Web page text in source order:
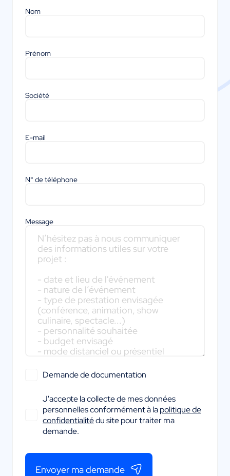
Nom
Prénom
Société
E-mail
N° de téléphone
Message
Demande de documentation
J'accepte la collecte de mes données
personnelles conformément à lapolitique de
confidentialitédu site pour traiter ma
demande.
Envoyer ma demande